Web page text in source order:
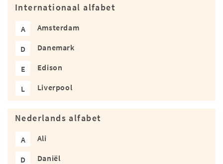
Internationaal alfabet
A Amsterdam
D Danemark
E Edison
L Liverpool
Nederlands alfabet
A Ali
D Daniël